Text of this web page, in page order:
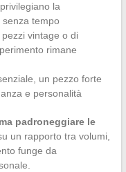
la
senza tempo
vintage o di
rimane
un pezzo forte
e personalità
padroneggiare le
un rapporto tra volumi,
funge da